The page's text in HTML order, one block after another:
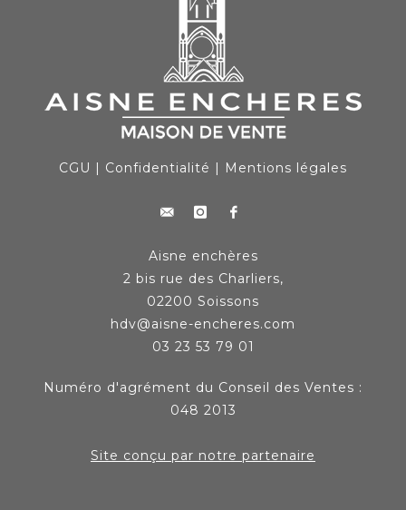
CGU | Confidentialité | Mentions légales
Aisne enchères
2 bis rue des Charliers,
02200 Soissons
hdv@aisne-encheres.com
03 23 53 79 01
Numéro d'agrément du Conseil des Ventes :
048 2013
Site conçu par notre partenaire